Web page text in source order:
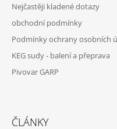
Nejčastěji kladené dotazy
obchodní podmínky
Podmínky ochrany osobních
KEG sudy - balení a přeprava
Pivovar GARP
ČLÁNKY